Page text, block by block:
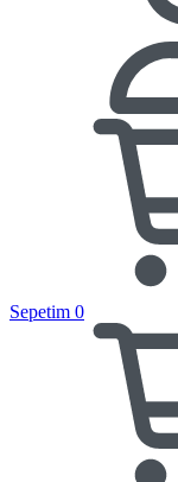
Sepetim 0